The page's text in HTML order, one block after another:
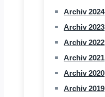
Archiv 2024
Archiv 2023
Archiv 2022
Archiv 2021
Archiv 2020
Archiv 2019